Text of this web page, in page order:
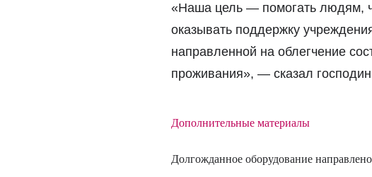
«Наша цель — помогать людям,
оказывать поддержку
направленной на облегчение
проживания», — сказал
Дополнительные материалы
Долгожданное оборудование